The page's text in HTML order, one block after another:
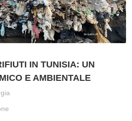
IN TUNISIA: UN
E AMBIENTALE